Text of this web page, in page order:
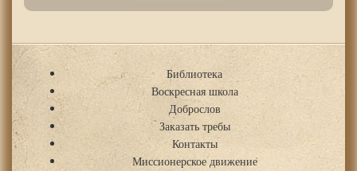
Библиотека
Воскресная школа
Доброслов
Заказать требы
Контакты
Миссионерское движение